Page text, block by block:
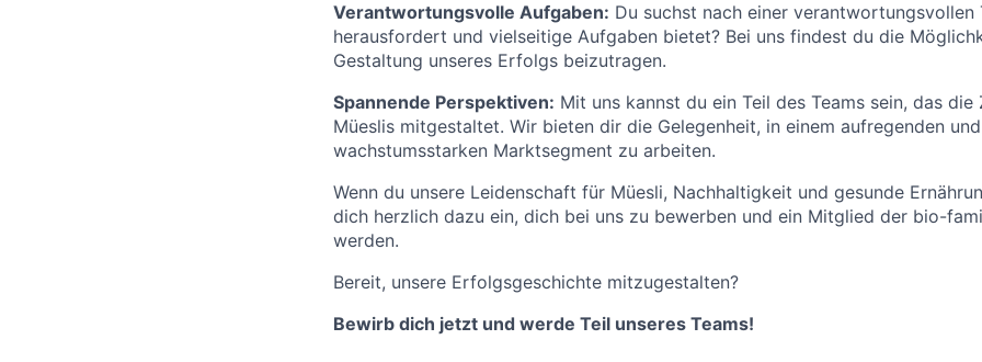
Verantwortungsvolle Aufgaben: Du suchst nach einer
herausfordert und vielseitige Aufgaben bietet? Bei uns findest du die
Gestaltung unseres Erfolgs beizutragen.
Spannende Perspektiven: Mit uns kannst du ein Teil des Teams sein, das die
Müeslis mitgestaltet. Wir bieten dir die Gelegenheit, in einem aufregenden und
wachstumsstarken Marktsegment zu arbeiten.
Wenn du unsere Leidenschaft für Müesli, Nachhaltigkeit und gesunde
dich herzlich dazu ein, dich bei uns zu bewerben und ein Mitglied der bio-
werden.
Bereit, unsere Erfolgsgeschichte mitzugestalten?
Bewirb dich jetzt und werde Teil unseres Teams!